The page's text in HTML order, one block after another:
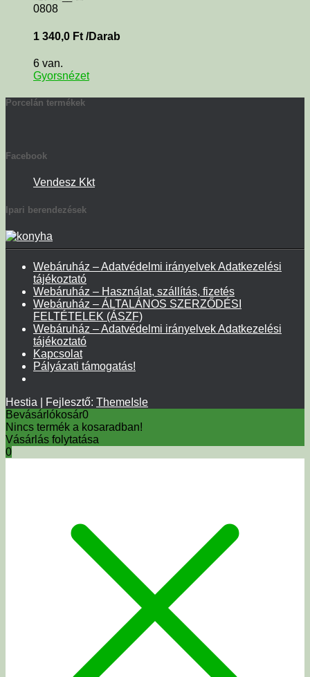
0808
1 340,0 Ft /Darab
6 van.
Gyorsnézet
Porcelán termékek
Facebook
Vendesz Kkt
Ipari berendezések
Webáruház – Adatvédelmi irányelvek Adatkezelési
tájékoztató
Webáruház – Használat, szállítás, fizetés
Webáruház – ÁLTALÁNOS SZERZŐDÉSI
FELTÉTELEK (ÁSZF)
Webáruház – Adatvédelmi irányelvek Adatkezelési
tájékoztató
Kapcsolat
Pályázati támogatás!
Hestia | Fejlesztő: ThemeIsle
Bevásárlókosár0
Nincs termék a kosaradban!
Vásárlás folytatása
0